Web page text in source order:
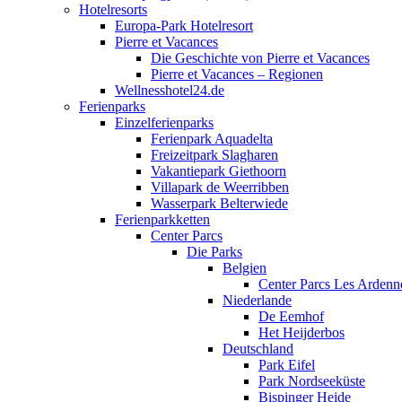
Hotelresorts
Europa-Park Hotelresort
Pierre et Vacances
Die Geschichte von Pierre et Vacances
Pierre et Vacances – Regionen
Wellnesshotel24.de
Ferienparks
Einzelferienparks
Ferienpark Aquadelta
Freizeitpark Slagharen
Vakantiepark Giethoorn
Villapark de Weerribben
Wasserpark Belterwiede
Ferienparkketten
Center Parcs
Die Parks
Belgien
Center Parcs Les
Niederlande
De Eemhof
Het Heijderbos
Deutschland
Park Eifel
Park Nordseeküste
Bispinger Heide